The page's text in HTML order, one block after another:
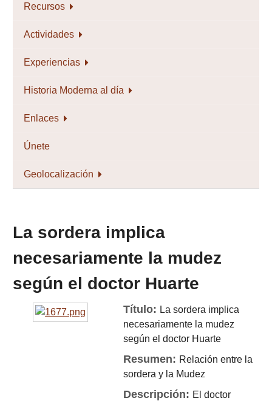
Recursos
Actividades
Experiencias
Historia Moderna al día
Enlaces
Únete
Geolocalización
La sordera implica
necesariamente la mudez
según el doctor Huarte
Título: La sordera implica
necesariamente la mudez
según el doctor Huarte
Resumen: Relación entre la
sordera y la Mudez
Descripción: El doctor